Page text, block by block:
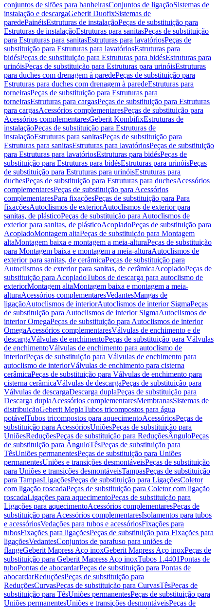
conjuntos de sifões para banheirasConjuntos de ligaçãoSistemas de
instalação e descargaGeberit DuofixSistemas de
paredePainéisEstruturas de instalaçãoPeças de substituição para
Estruturas de instalaçãoEstruturas para sanitasPeças de substituição
para Estruturas para sanitasEstruturas para lavatóriosPeças de
substituição para Estruturas para lavatóriosEstruturas para
bidésPeças de substituição para Estruturas para bidésEstruturas para
urinóisPeças de substituição para Estruturas para urinóisEstruturas
para duches com drenagem à paredePeças de substituição para
Estruturas para duches com drenagem à paredeEstruturas para
torneirasPeças de substituição para Estruturas para
torneirasEstruturas para cargasPeças de substituição para Estruturas
para cargasAcessórios complementaresPeças de substituição para
Acessórios complementaresGeberit KombifixEstruturas de
instalaçãoPeças de substituição para Estruturas de
instalaçãoEstruturas para sanitasPeças de substituição para
Estruturas para sanitasEstruturas para lavatóriosPeças de substituição
para Estruturas para lavatóriosEstruturas para bidésPeças de
substituição para Estruturas para bidésEstruturas para urinóisPeças
de substituição para Estruturas para urinóisEstruturas para
duchesPeças de substituição para Estruturas para duchesAcessórios
complementaresPeças de substituição para Acessórios
complementaresPara fixaçõesPeças de substituição para Para
fixaçõesAutoclismos de exteriorAutoclismos de exterior para
sanitas, de plásticoPeças de substituição para Autoclismos de
exterior para sanitas, de plásticoAcopladoPeças de substituição para
AcopladoMontagem altaPeças de substituição para Montagem
altaMontagem baixa e montagem a meia-alturaPeças de substituição
para Montagem baixa e montagem a meia-alturaAutoclismos de
exterior para sanitas, de cerâmicaPeças de substituição para
Autoclismos de exterior para sanitas, de cerâmicaAcopladoPeças de
substituição para AcopladoTubos de descarga para autoclismo de
exteriorMontagem altaMontagem baixa e montagem a meia-
alturaAcessórios complementaresVedantesMangas de
ligaçãoAutoclismos de interiorAutoclismos de interior SigmaPeças
de substituição para Autoclismos de interior SigmaAutoclismos de
interior OmegaPeças de substituição para Autoclismos de interior
OmegaAcessórios complementaresVálvulas de enchimento e de
descargaVálvulas de enchimentoPeças de substituição para Válvulas
de enchimentoVálvulas de enchimento para autoclismo de
interiorPeças de substituição para Válvulas de enchimento para
autoclismo de interiorVálvulas de enchimento para cisterna
cerâmicaPeças de substituição para Válvulas de enchimento para
cisterna cerâmicaVálvulas de descargaPeças de substituição para
Válvulas de descargaDescarga duplaPeças de substituição para
Descarga duplaAcessórios complementaresMembranasSistemas de
distribuiçãoGeberit MeplaTubos tricompostos para água
potávelTubos tricompostos para aquecimentoAcessóriosPeças de
substituição para AcessóriosUniõesPeças de substituição para
UniõesReduçõesPeças de substituição para ReduçõesÂnguloPeças
de substituição para ÂnguloTêsPeças de substituição para
TêsUniões permanentesPeças de substituição para Uniões
permanentesUniões e transições desmontáveisPeças de substituição
para Uniões e transições desmontáveisTampasPeças de substituição
para TampasLigaçõesPeças de substituição para LigaçõesColetor
com ligação roscadaPeças de substituição para Coletor com ligação
roscadaLigações para aquecimentoPeças de substituição para
Ligações para aquecimentoAcessórios complementaresPeças de
substituição para Acessórios complementaresIsolamentos para tubos
e acessóriosVedações para tubos e acessóriosFixações para
tubosFixações para ligaçõesPeças de substituição para Fixações para
ligaçõesVedantesConjuntos de parafuso para uniões de
flangeGeberit Mapress Aço inoxGeberit Mapress Aço inoxPeças de
substituição para Geberit Mapress Aço inoxTubos 1.4401Pontas de
tuboPontas de abocardarPeças de substituição para Pontas de
abocardarReduçõesPeças de substituição para
ReduçõesCurvasPeças de substituição para CurvasTêsPeças de
substituição para TêsUniões permanentesPeças de substituição para
Uniões permanentesUniões e transições desmontáveisPeças de